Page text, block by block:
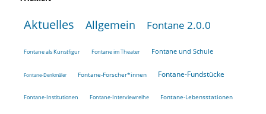
Aktuelles Allgemein Fontane 2.0.0
Fontane als Kunstfigur Fontane im Theater Fontane und Schule
Fontane-Denkmäler Fontane-Forscher*innen Fontane-Fundstücke
Fontane-Institutionen Fontane-Interviewreihe Fontane-Lebensstationen